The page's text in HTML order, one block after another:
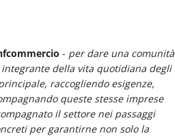
- per dare una comunità
della vita quotidiana degli
raccogliendo esigenze,
queste stesse imprese
il settore nei passaggi
per garantirne non solo la